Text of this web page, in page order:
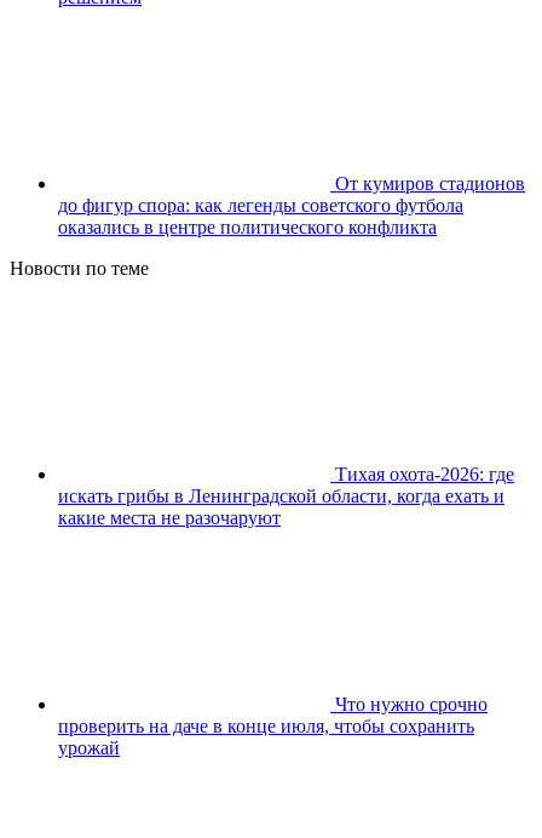
От кумиров стадионов
до фигур спора: как легенды советского футбола
оказались в центре политического конфликта
Новости по теме
Тихая охота-2026: где
искать грибы в Ленинградской области, когда ехать и
какие места не разочаруют
Что нужно срочно
проверить на даче в конце июля, чтобы сохранить
урожай